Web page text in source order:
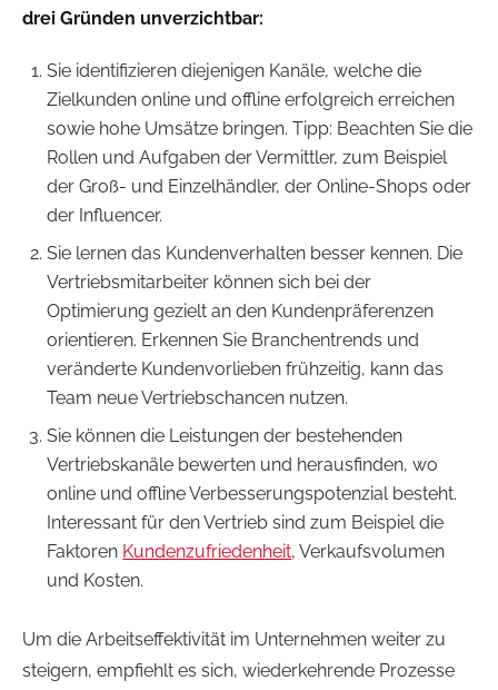
drei Gründen unverzichtbar:
Sie identifizieren diejenigen Kanäle, welche die
Zielkunden online und offline erfolgreich erreichen
sowie hohe Umsätze bringen. Tipp: Beachten Sie die
Rollen und Aufgaben der Vermittler, zum Beispiel
der Groß- und Einzelhändler, der Online-Shops oder
der Influencer.
Sie lernen das Kundenverhalten besser kennen. Die
Vertriebsmitarbeiter können sich bei der
Optimierung gezielt an den Kundenpräferenzen
orientieren. Erkennen Sie Branchentrends und
veränderte Kundenvorlieben frühzeitig, kann das
Team neue Vertriebschancen nutzen.
Sie können die Leistungen der bestehenden
Vertriebskanäle bewerten und herausfinden, wo
online und offline Verbesserungspotenzial besteht.
Interessant für den Vertrieb sind zum Beispiel die
Faktoren Kundenzufriedenheit, Verkaufsvolumen
und Kosten.
Um die Arbeitseffektivität im Unternehmen weiter zu
steigern, empfiehlt es sich, wiederkehrende Prozesse